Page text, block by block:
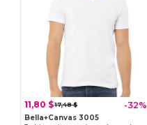
11,80 $17,48 $ -32%
Bella+Canvas 3005